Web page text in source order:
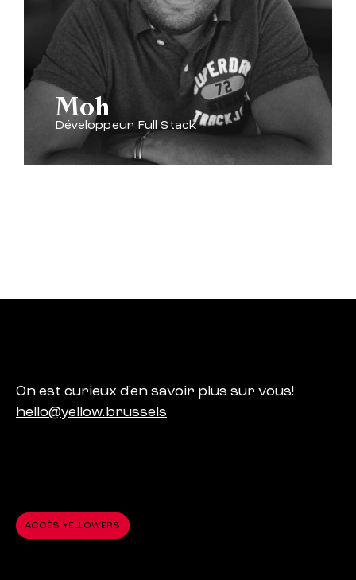
Moh
Développeur Full Stack
On est curieux d'en savoir plus sur vous!
hello@yellow.brussels
ACCÈS YELLOWERS